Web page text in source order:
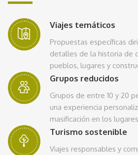
Viajes temáticos
Propuestas específicas
detalles de la historia de
pueblos, lugares y
Grupos reducidos
Grupos de entre 10 y 20
una experiencia
masificación en los
Turismo sostenible
Viajes responsables y